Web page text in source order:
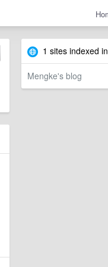
1 sites indexed in
Mengke's blog